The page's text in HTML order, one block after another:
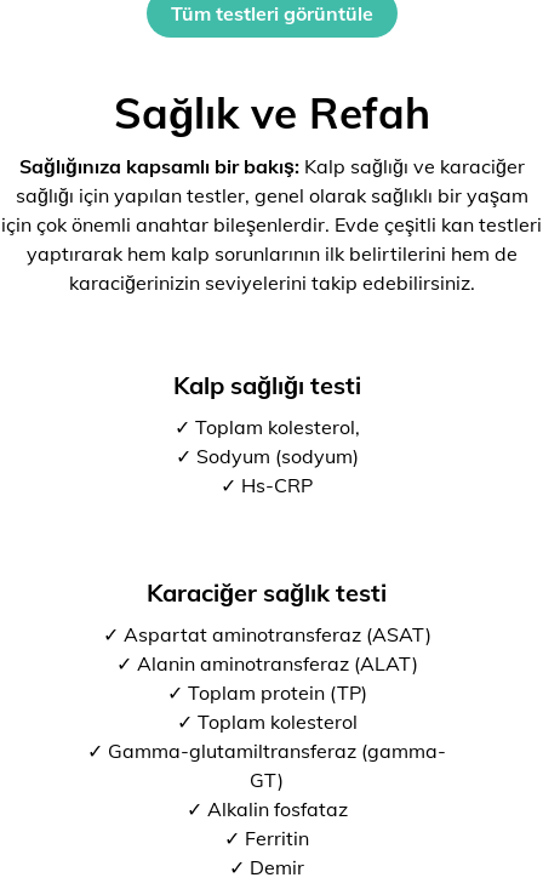
Tüm testleri görüntüle
Sağlık ve Refah
Sağlığınıza kapsamlı bir bakış:Kalp sağlığı ve karaciğer
sağlığı için yapılan testler, genel olarak sağlıklı bir yaşam
için çok önemli anahtar bileşenlerdir. Evde çeşitli kan testleri
yaptırarak hem kalp sorunlarının ilk belirtilerini hem de
karaciğerinizin seviyelerini takip edebilirsiniz.
Kalp sağlığı testi
✓ Toplam kolesterol,
✓ Sodyum (sodyum)
✓ Hs-CRP
Karaciğer sağlık testi
✓ Aspartat aminotransferaz (ASAT)
✓ Alanin aminotransferaz (ALAT)
✓ Toplam protein (TP)
✓ Toplam kolesterol
✓ Gamma-glutamiltransferaz (gamma-
GT)
✓ Alkalin fosfataz
✓ Ferritin
✓ Demir